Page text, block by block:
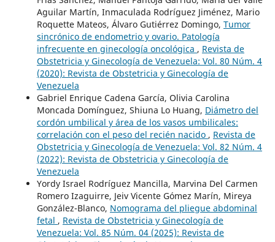
Aguilar Martín, Inmaculada Rodríguez Jiménez, Mario
Roquette Mateos, Álvaro Gutiérrez Domingo, Tumor
sincrónico de endometrio y ovario. Patología
infrecuente en ginecología oncológica , Revista de
Obstetricia y Ginecología de Venezuela: Vol. 80 Núm. 4
(2020): Revista de Obstetricia y Ginecología de
Venezuela
Gabriel Enrique Cadena García, Olivia Carolina
Moncada Domínguez, Shiuna Lo Huang, Diámetro del
cordón umbilical y área de los vasos umbilicales:
correlación con el peso del recién nacido , Revista de
Obstetricia y Ginecología de Venezuela: Vol. 82 Núm. 4
(2022): Revista de Obstetricia y Ginecología de
Venezuela
Yordy Israel Rodríguez Mancilla, Marvina Del Carmen
Romero Izaguirre, Jeiv Vicente Gómez Marín, Mireya
González-Blanco, Nomograma del pliegue abdominal
fetal , Revista de Obstetricia y Ginecología de
Venezuela: Vol. 85 Núm. 04 (2025): Revista de